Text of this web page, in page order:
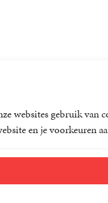
websites gebruik van
en je voorkeuren